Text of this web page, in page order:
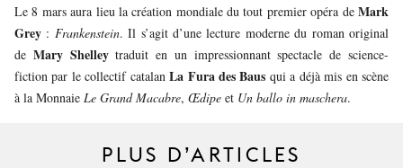
Le 8 mars aura lieu la création mondiale du tout premier opéra de Mark
Grey : Frankenstein. Il s’agit d’une lecture moderne du roman original
de Mary Shelleytraduit en un impressionnant spectacle de science-
fiction par le collectif catalanLa Fura des Baus qui a déjà mis en scène
à la Monnaie Le Grand Macabre, Œdipe et Un ballo in maschera.
PLUS D’ARTICLES